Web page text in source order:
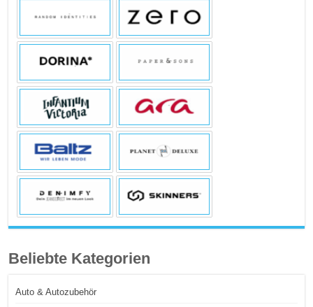
Beliebte Kategorien
Auto & Autozubehör